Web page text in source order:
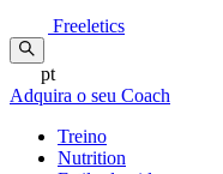
Freeletics
pt
Adquira o seu Coach
Treino
Nutrition